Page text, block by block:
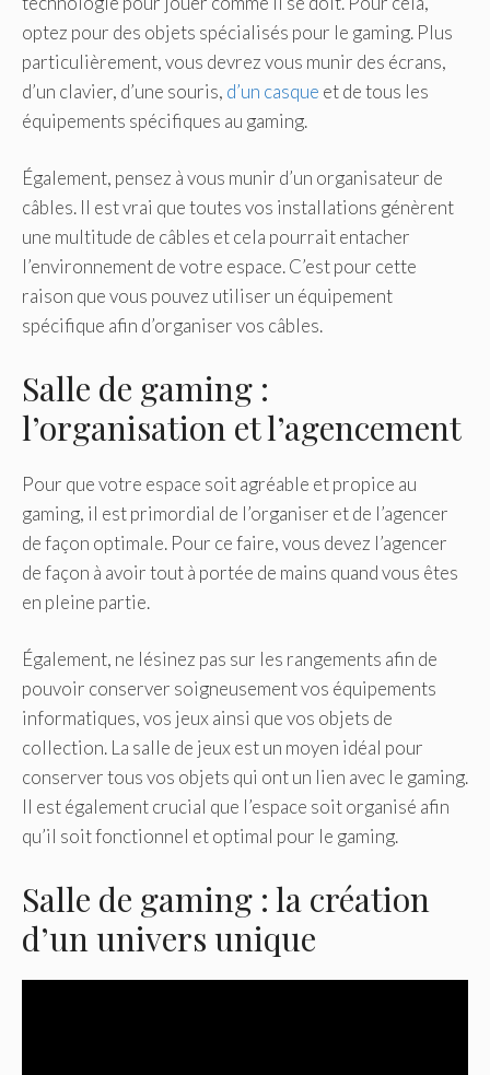
optez pour des objets spécialisés pour le gaming. Plus
particulièrement, vous devrez vous munir des écrans,
d’un clavier, d’une souris, d’un casque et de tous les
équipements spécifiques au gaming.
Également, pensez à vous munir d’un organisateur de
câbles. Il est vrai que toutes vos installations génèrent
une multitude de câbles et cela pourrait entacher
l’environnement de votre espace. C’est pour cette
raison que vous pouvez utiliser un équipement
spécifique afin d’organiser vos câbles.
Salle de gaming :
l’organisation et l’agencement
Pour que votre espace soit agréable et propice au
gaming, il est primordial de l’organiser et de l’agencer
de façon optimale. Pour ce faire, vous devez l’agencer
de façon à avoir tout à portée de mains quand vous êtes
en pleine partie.
Également, ne lésinez pas sur les rangements afin de
pouvoir conserver soigneusement vos équipements
informatiques, vos jeux ainsi que vos objets de
collection. La salle de jeux est un moyen idéal pour
conserver tous vos objets qui ont un lien avec le gaming.
Il est également crucial que l’espace soit organisé afin
qu’il soit fonctionnel et optimal pour le gaming.
Salle de gaming : la création
d’un univers unique